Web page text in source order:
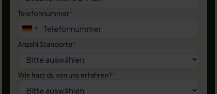
Telefonnummer*
Anzahl Standorte*
Wie hast du von uns erfahren?*